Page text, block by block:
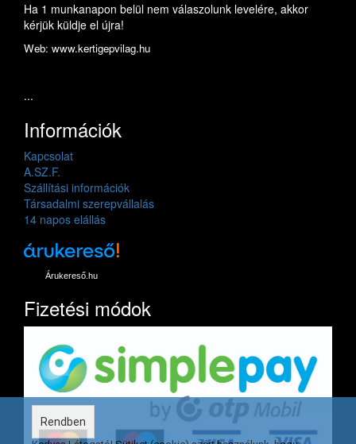
Ha 1 munkanapon belül nem válaszolunk levelére, akkor
kérjük küldje el újra!
Web: www.kertigepvilag.hu
...
Információk
Kapcsolat
A.SZ.F.
Szállítási információk
Társadalmi szerepvállalás
14 napos elállás
Árukereső.hu
Fizetési módok
Rendben